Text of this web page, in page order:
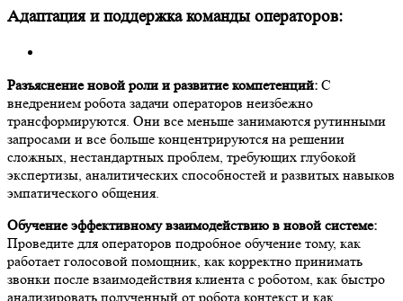
Адаптация и поддержка команды операторов:
Разъяснение новой роли и развитие компетенций: С
внедрением робота задачи операторов неизбежно
трансформируются. Они все меньше занимаются рутинными
запросами и все больше концентрируются на решении
сложных, нестандартных проблем, требующих глубокой
экспертизы, аналитических способностей и развитых навыков
эмпатического общения.
Обучение эффективному взаимодействию в новой системе:
Проведите для операторов подробное обучение тому, как
работает голосовой помощник, как корректно принимать
звонки после взаимодействия клиента с роботом, как быстро
анализировать полученный от робота контекст и как